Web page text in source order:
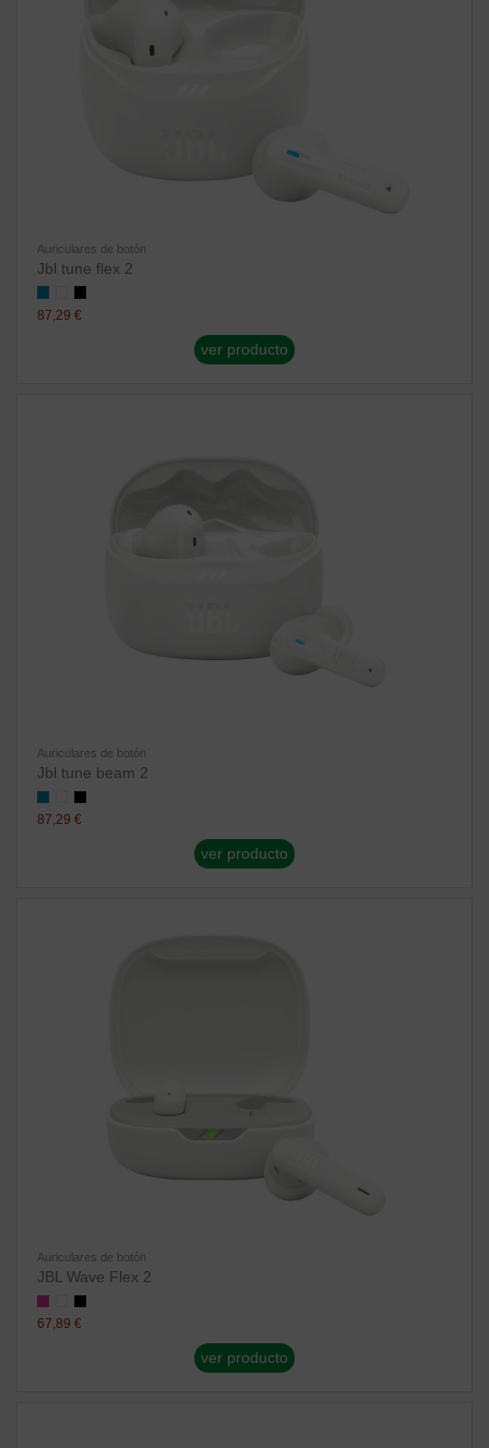
Auriculares de botón
Jbl tune flex 2
87,29 €
ver producto
Auriculares de botón
Jbl tune beam 2
87,29 €
ver producto
Auriculares de botón
JBL Wave Flex 2
67,89 €
ver producto